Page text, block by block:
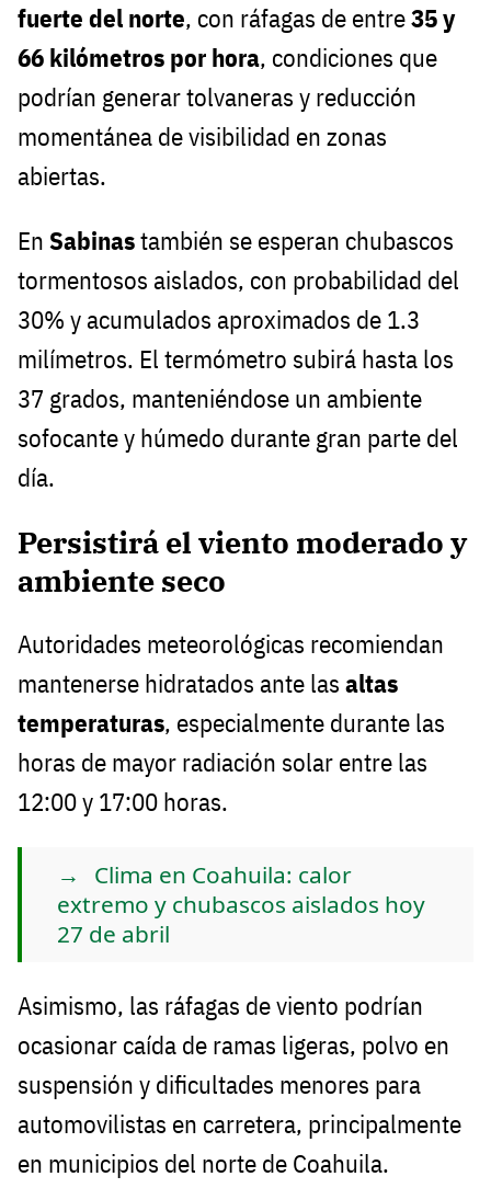
fuerte del norte, con ráfagas de entre35 y
66 kilómetros por hora, condiciones que
podrían generar tolvaneras y reducción
momentánea de visibilidad en zonas
abiertas.
En Sabinastambién se esperan chubascos
tormentosos aislados, con probabilidad del
30% y acumulados aproximados de 1.3
milímetros. El termómetro subirá hasta los
37 grados, manteniéndose un ambiente
sofocante y húmedo durante gran parte del
día.
Persistirá el viento moderado y
ambiente seco
Autoridades meteorológicas recomiendan
mantenerse hidratados ante las altas
temperaturas, especialmente durante las
horas de mayor radiación solar entre las
12:00 y 17:00 horas.
Clima en Coahuila: calor
extremo y chubascos aislados hoy
27 de abril
Asimismo, las ráfagas de viento podrían
ocasionar caída de ramas ligeras, polvo en
suspensión y dificultades menores para
automovilistas en carretera, principalmente
en municipios del norte de Coahuila.